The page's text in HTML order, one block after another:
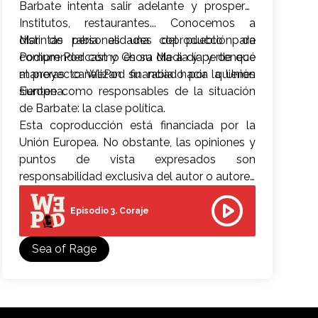
Barbate intenta salir adelante y prosperar.
Institutos, restaurantes... Conocemos a
distintas personalidades del pueblo para
comprender cómo es su día a día y de qué
maneras canalizan su rabia hacia quienes
sienten como responsables de la situación
de Barbate: la clase política.
Mar de rabia es una coproducción de
Podium Podcast y Chora Media y pertenece
al proyecto WePod financiado por la Unión
Europea.
Esta coproducción está financiada por la
Unión Europea. No obstante, las opiniones y
puntos de vista expresados son
responsabilidad exclusiva del autor o autores
y no reflejan necesariamente los de la Unión
Europea. Ni la Unión Europea ni la autoridad
que concede la subvención pueden ser
consideradas responsables de las mismas.
Episodio 3. Coraje
Sea of Rage